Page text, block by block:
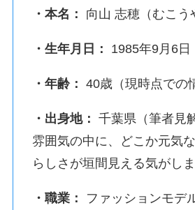
・本名： 向山 志穂（むこう
・生年月日： 1985年9月6日
・年齢： 40歳（現時点での
・出身地： 千葉県（筆者見
雰囲気の中に、どこか元気
らしさが垣間見える気がしま
・職業： ファッションモデ